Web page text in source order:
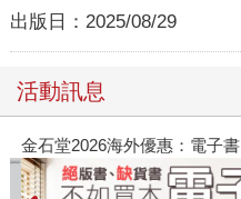
出版日： 2025/08/29
活動訊息
金石堂2026海外優惠：電子書